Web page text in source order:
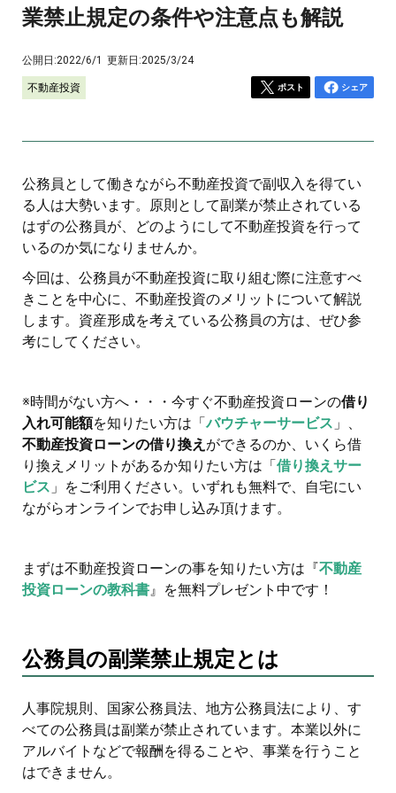
業禁止規定の条件や注意点も解説
公開日:2022/6/1 更新日:2025/3/24
不動産投資 ポスト シェア
公務員として働きながら不動産投資で副収入を得てい
る人は大勢います。原則として副業が禁止されている
はずの公務員が、どのようにして不動産投資を行って
いるのか気になりませんか。
今回は、公務員が不動産投資に取り組む際に注意すべ
きことを中心に、不動産投資のメリットについて解説
します。資産形成を考えている公務員の方は、ぜひ参
考にしてください。
※時間がない方へ・・・今すぐ不動産投資ローンの借り
入れ可能額を知りたい方は「バウチャーサービス 」、
不動産投資ローンの借り換え ができるのか、いくら借
り換えメリットがあるか知りたい方は「 借り換えサー
ビス 」をご利用ください。いずれも無料で、自宅にい
ながらオンラインでお申し込み頂けます。
まずは不動産投資ローンの事を知りたい方は『不動産
投資ローンの教科書』を無料プレゼント中です！
公務員の副業禁止規定とは
人事院規則、国家公務員法、地方公務員法により、す
べての公務員は副業が禁止されています。本業以外に
アルバイトなどで報酬を得ることや、事業を行うこと
はできません。